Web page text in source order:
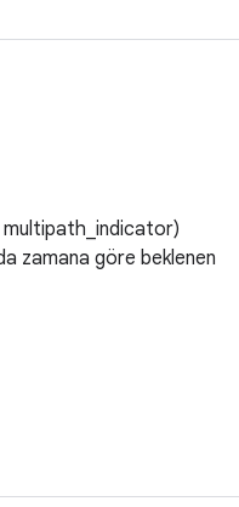
multipath_indicator)
zamana göre beklenen